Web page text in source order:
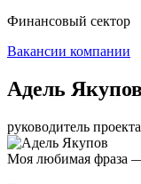
Финансовый сектор
Вакансии компании
Адель
руководитель
Моя любимая фраза —